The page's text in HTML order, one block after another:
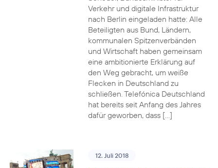
Verkehr und digitale Infrastruktur
nach Berlin eingeladen hatte: Alle
Beteiligten aus Bund, Ländern,
kommunalen Spitzenverbänden
und Wirtschaft haben gemeinsam
eine ambitionierte Erklärung auf
den Weg gebracht, um weiße
Flecken in Deutschland zu
schließen. Telefónica Deutschland
hat bereits seit Anfang des Jahres
dafür geworben, dass […]
12. Juli 2018